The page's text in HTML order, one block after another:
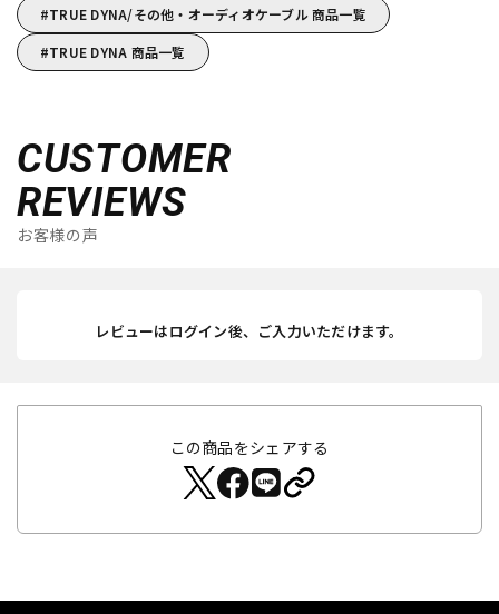
TRUE DYNA/その他・オーディオケーブル 商品一覧
TRUE DYNA 商品一覧
CUSTOMER
REVIEWS
お客様の声
レビューはログイン後、ご入力いただけます。
この商品をシェアする